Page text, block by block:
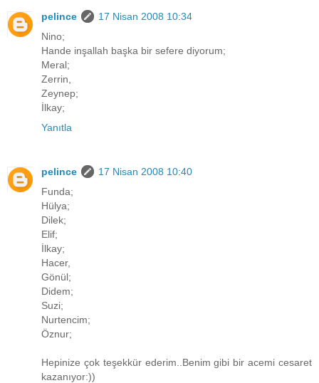
pelince
17 Nisan 2008 10:34
Nino;
Hande inşallah başka bir sefere diyorum;
Meral;
Zerrin,
Zeynep;
İlkay;
Yanıtla
pelince
17 Nisan 2008 10:40
Funda;
Hülya;
Dilek;
Elif;
İlkay;
Hacer,
Gönül;
Didem;
Suzi;
Nurtencim;
Öznur;
Hepinize çok teşekkür ederim..Benim gibi bir acemi cesaret
kazanıyor:))